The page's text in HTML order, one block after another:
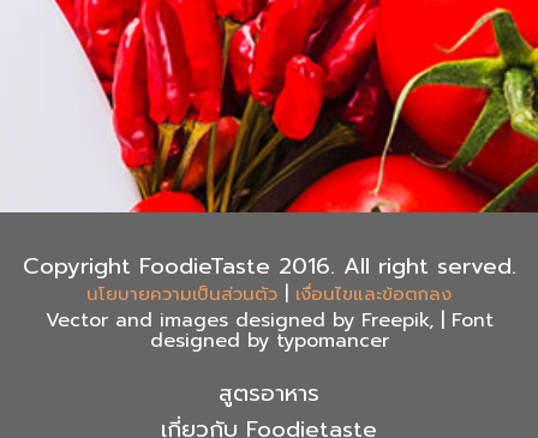
Copyright FoodieTaste 2016. All right served.
นโยบายความเป็นส่วนตัว | เงื่อนไขและข้อตกลง
Vector and images designed by Freepik, | Font
designed by typomancer
สูตรอาหาร
เกี่ยวกับ Foodietaste